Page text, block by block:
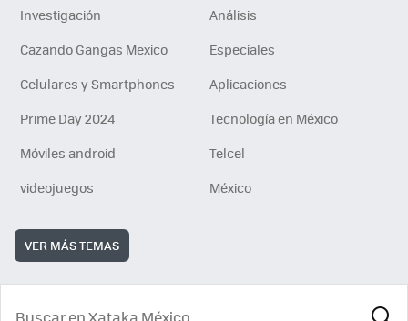
Investigación
Análisis
Cazando Gangas Mexico
Especiales
Celulares y Smartphones
Aplicaciones
Prime Day 2024
Tecnología en México
Móviles android
Telcel
videojuegos
México
VER MÁS TEMAS